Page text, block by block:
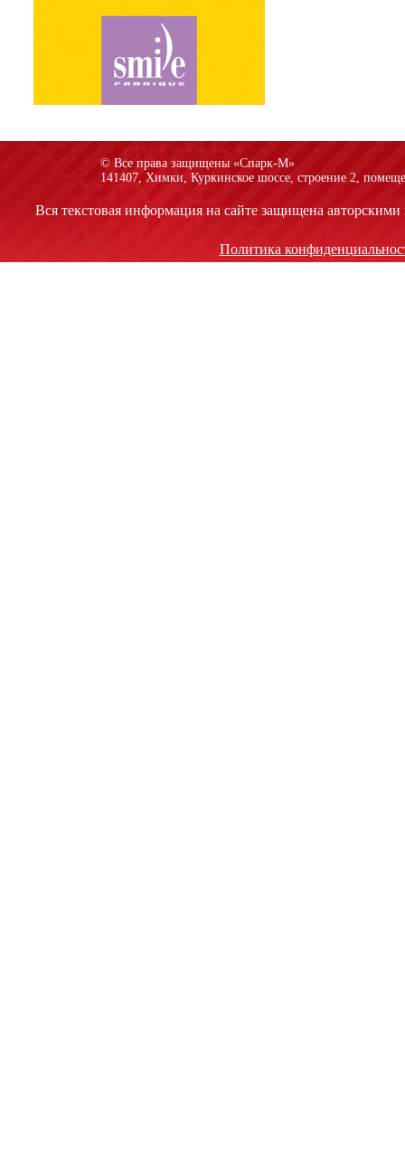
© Все права защищены «Спарк-M»
141407, Химки, Куркинское шоссе, строение 2,
Вся текстовая информация на сайте защищена
Политика